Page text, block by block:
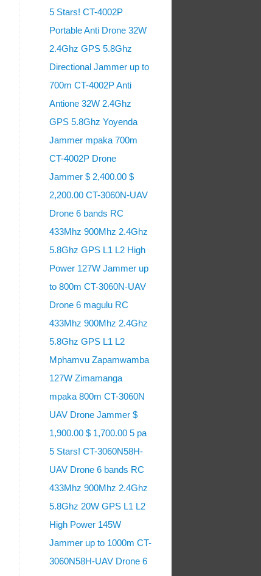
5 Stars! CT-4002P
Portable Anti Drone 32W
2.4Ghz GPS 5.8Ghz
Directional Jammer up to
700m CT-4002P Anti
Antione 32W 2.4Ghz
GPS 5.8Ghz Yoyenda
Jammer mpaka 700m
CT-4002P Drone
Jammer $ 2,400.00 $
2,200.00 CT-3060N-UAV
Drone 6 bands RC
433Mhz 900Mhz 2.4Ghz
5.8Ghz GPS L1 L2 High
Power 127W Jammer up
to 800m CT-3060N-UAV
Drone 6 magulu RC
433Mhz 900Mhz 2.4Ghz
5.8Ghz GPS L1 L2
Mphamvu Zapamwamba
127W Zimamanga
mpaka 800m CT-3060N
UAV Drone Jammer $
1,900.00 $ 1,700.00 5 pa
5 Stars! CT-3060N58H-
UAV Drone 6 bands RC
433Mhz 900Mhz 2.4Ghz
5.8Ghz 20W GPS L1 L2
High Power 145W
Jammer up to 1000m CT-
3060N58H-UAV Drone 6